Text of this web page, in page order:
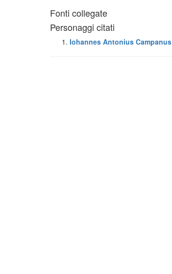
Fonti collegate
Personaggi citati
Iohannes Antonius Campanus